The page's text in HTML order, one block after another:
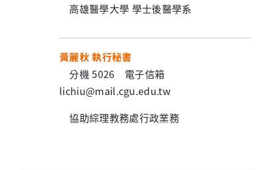
高雄醫學大學 學士後醫學系
黃麗秋執行秘書
分機 5026 電子信箱
lichiu@mail.cgu.edu.tw
協助綜理教務處行政業務